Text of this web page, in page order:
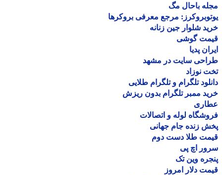
باحال مگ
مرجع معرفی بروکرها
شلوار جین زنانه
گوشی
پدیا
سایت در مشهد
نوزاد
تلگرام و تلگرام طلایی
ممبر تلگرام بدون ریزش
لوله و اتصالات
زنده جام جهانی
طلا دست دوم
اچ پی
وین تک
دلار امروز